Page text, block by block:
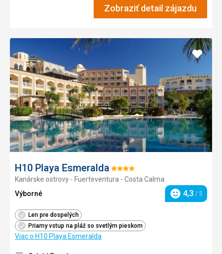
Zobraziť detail zájazdu
H10 Playa Esmeralda Hodnotenie:
4/5
Kanárske ostrovy - Fuerteventura - Costa Calma
Výborné
Hodnotenie
4,3 / 5
Len pre dospelých
Priamy vstup na pláž so svetlým pieskom
Viac o H10 Playa Esmeralda
Pridať